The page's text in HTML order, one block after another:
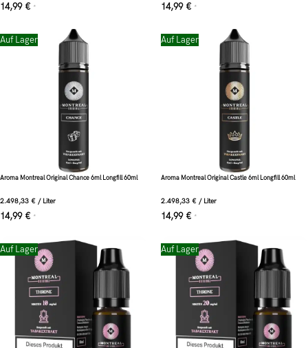
14,99 € * 14,99 € *
Auf Lager
Aroma Montreal Original Chance 6ml Longfill 60ml
2.498,33 € / Liter
14,99 € *
Auf Lager
Aroma Montreal Original Castle 6ml Longfill 60ml
2.498,33 € / Liter
14,99 € *
Auf Lager Auf Lager